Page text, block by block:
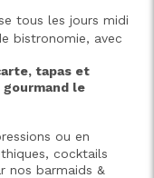
tous les jours midi
bistronomie, avec
tapas et
le
ou en
cocktails
nos barmaids &